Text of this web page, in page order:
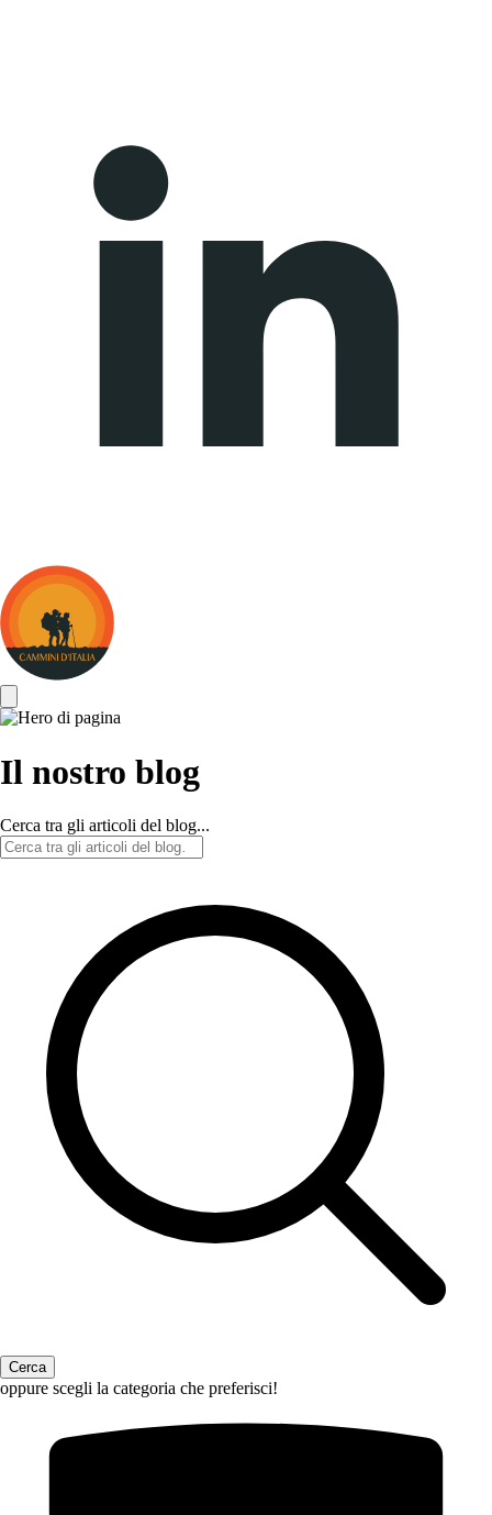
Cammini
d&#039;Italia
Il nostro blog
Cerca tra gli articoli del blog...
oppure scegli la categoria che preferisci!